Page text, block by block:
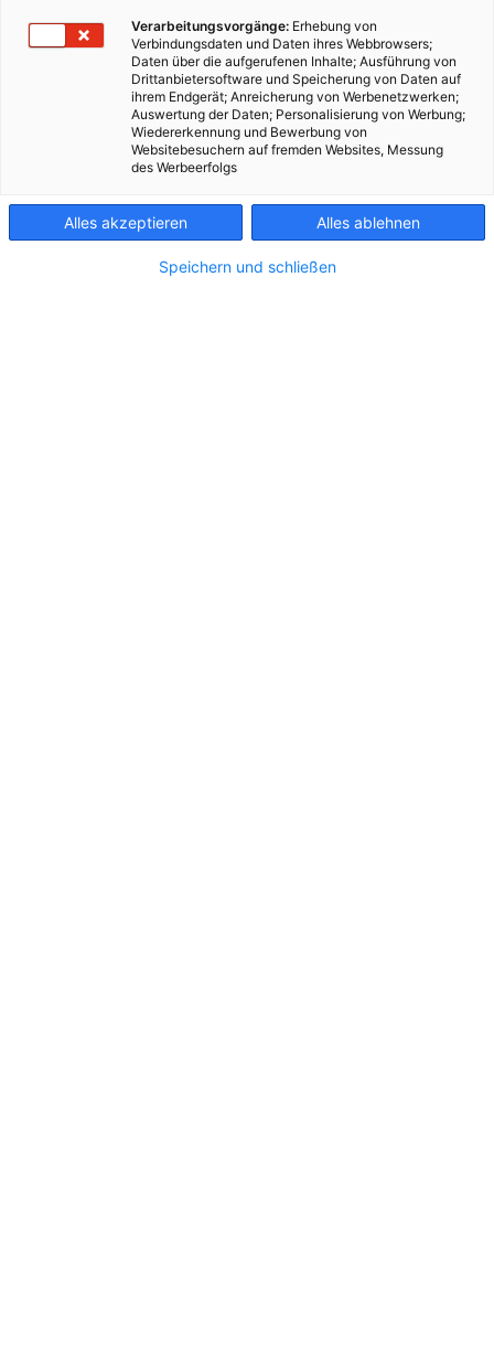
DIE WIEN STADTISTIK
Die Spittelau ist mehr, als
eine
Müllverbrennungsanlage.
Wir verraten, was hier
DIE WIEN STADTISTIK
Ein Blick in den Müllbunker
der Spittelau
Verarbeitungsvorgänge: Erhebung von
Verbindungsdaten und Daten ihres Webbrowsers;
Daten über die aufgerufenen Inhalte; Ausführung von
Drittanbietersoftware und Speicherung von Daten auf
ihrem Endgerät; Anreicherung von Werbenetzwerken;
Auswertung der Daten; Personalisierung von Werbung;
Wiedererkennung und Bewerbung von
Websitebesuchern auf fremden Websites, Messung
des Werbeerfolgs
Alles akzeptieren Alles ablehnen
Speichern und schließen